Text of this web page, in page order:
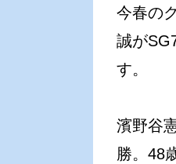
今春の
誠が
す。
濱野谷
勝。48